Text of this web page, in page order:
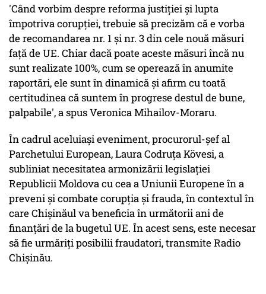
'Când vorbim despre reforma justiției și lupta
împotriva corupției, trebuie să precizăm că e vorba
de recomandarea nr. 1 și nr. 3 din cele nouă măsuri
față de UE. Chiar dacă poate aceste măsuri încă nu
sunt realizate 100%, cum se operează în anumite
raportări, ele sunt în dinamică și afirm cu toată
certitudinea că suntem în progrese destul de bune,
palpabile', a spus Veronica Mihailov-Moraru.
În cadrul aceluiași eveniment, procurorul-șef al
Parchetului European, Laura Codruța Kövesi, a
subliniat necesitatea armonizării legislației
Republicii Moldova cu cea a Uniunii Europene în a
preveni și combate corupția și frauda, în contextul în
care Chișinăul va beneficia în următorii ani de
finanțări de la bugetul UE. În acest sens, este necesar
să fie urmăriți posibilii fraudatori, transmite Radio
Chișinău.